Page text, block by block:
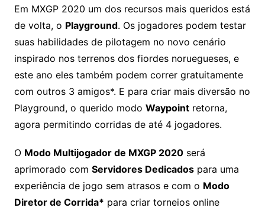
Em MXGP 2020 um dos recursos mais queridos está
de volta, o Playground. Os jogadores podem testar
suas habilidades de pilotagem no novo cenário
inspirado nos terrenos dos fiordes noruegueses, e
este ano eles também podem correr gratuitamente
com outros 3 amigos*. E para criar mais diversão no
Playground, o querido modo Waypointretorna,
agora permitindo corridas de até 4 jogadores.
O Modo Multijogador de MXGP 2020será
aprimorado com Servidores Dedicadospara uma
experiência de jogo sem atrasos e com o Modo
Diretor de Corrida* para criar torneios online